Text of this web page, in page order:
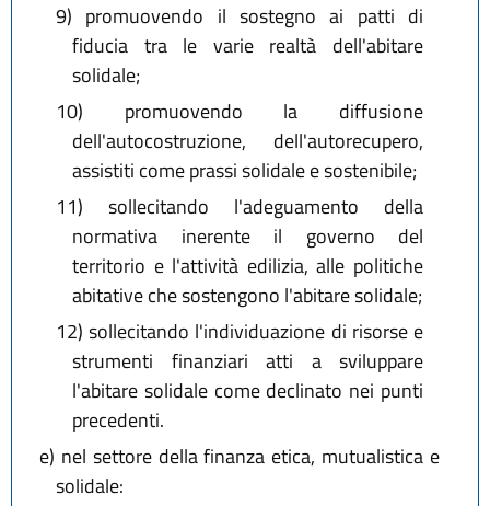
9) promuovendo il sostegno ai patti di
fiducia tra le varie realtà dell'abitare
solidale;
10) promuovendo la diffusione
dell'autocostruzione, dell'autorecupero,
assistiti come prassi solidale e sostenibile;
11) sollecitando l'adeguamento della
normativa inerente il governo del
territorio e l'attività edilizia, alle politiche
abitative che sostengono l'abitare solidale;
12) sollecitando l'individuazione di risorse e
strumenti finanziari atti a sviluppare
l'abitare solidale come declinato nei punti
precedenti.
e) nel settore della finanza etica, mutualistica e
solidale: